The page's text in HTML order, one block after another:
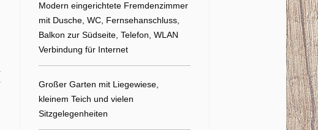
Modern eingerichtete Fremdenzimmer
mit Dusche, WC, Fernsehanschluss,
Balkon zur Südseite, Telefon, WLAN
Verbindung für Internet
Großer Garten mit Liegewiese,
kleinem Teich und vielen
Sitzgelegenheiten